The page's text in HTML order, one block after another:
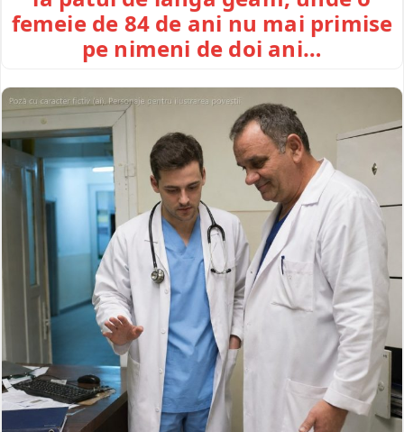
femeie de 84 de ani nu mai primise
pe nimeni de doi ani…